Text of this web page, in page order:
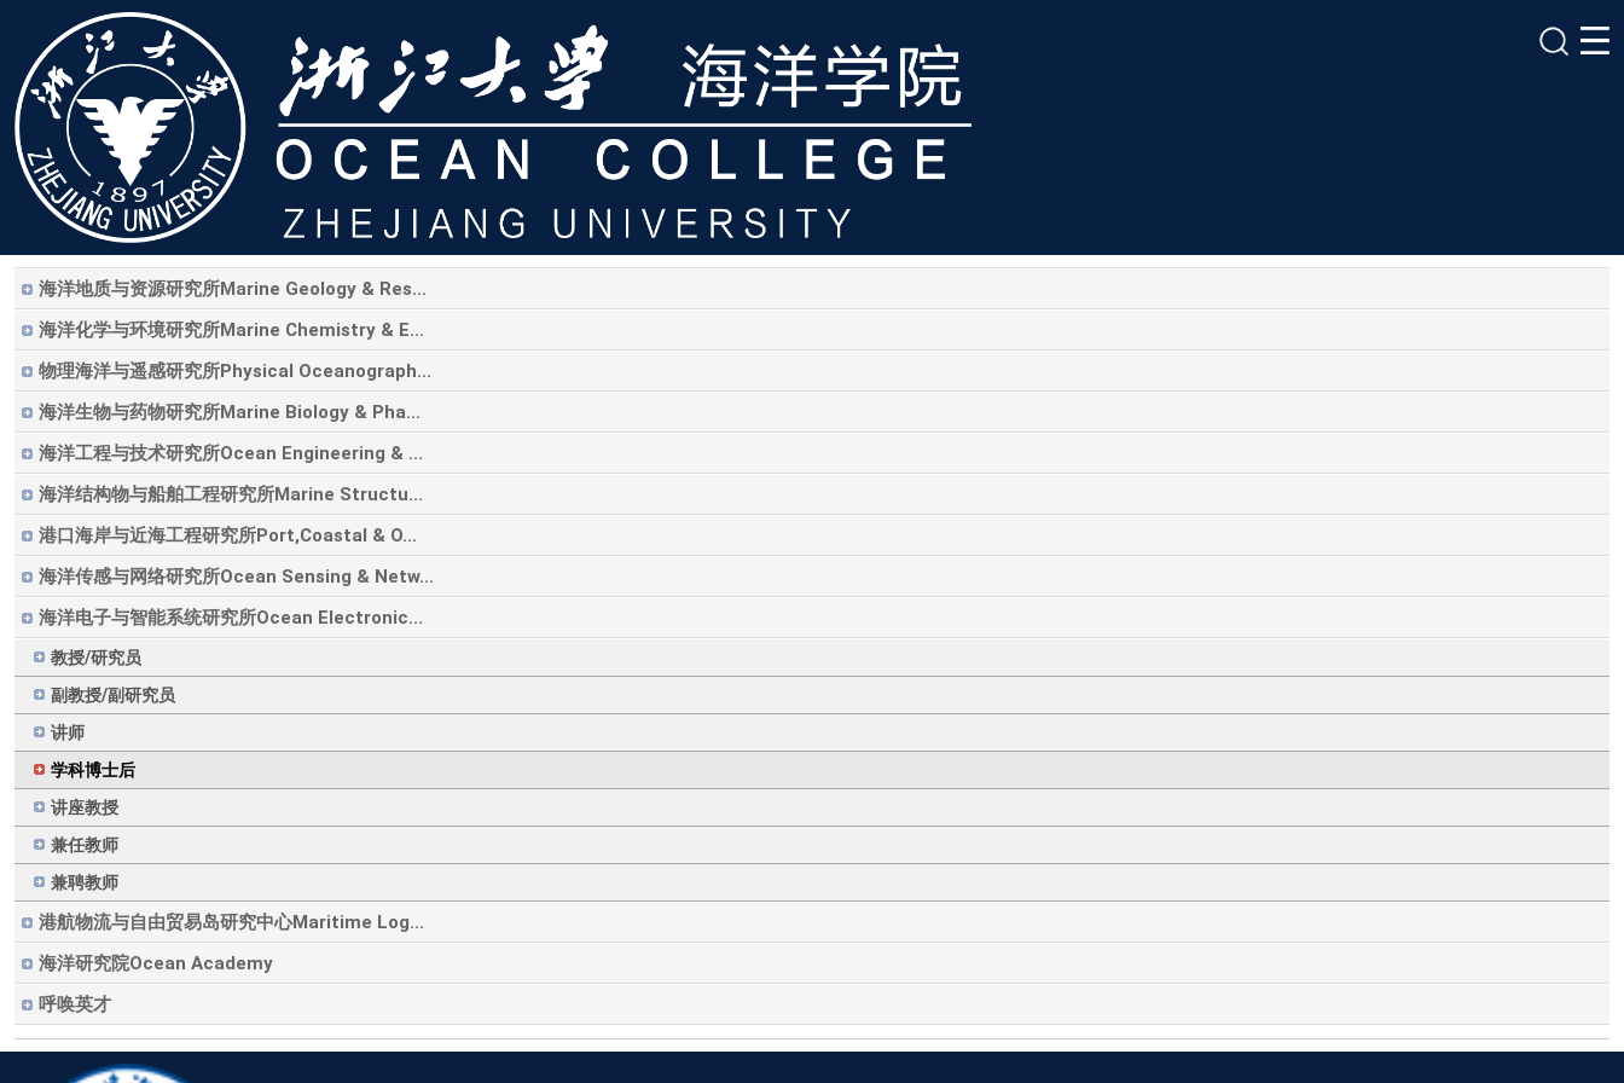
海洋地质与资源研究所Marine Geology & Res...
海洋化学与环境研究所Marine Chemistry & E...
物理海洋与遥感研究所Physical Oceanograph...
海洋生物与药物研究所Marine Biology & Pha...
海洋工程与技术研究所Ocean Engineering & ...
海洋结构物与船舶工程研究所Marine Structu...
港口海岸与近海工程研究所Port,Coastal & O...
海洋传感与网络研究所Ocean Sensing & Netw...
海洋电子与智能系统研究所Ocean Electronic...
教授/研究员
副教授/副研究员
讲师
学科博士后
讲座教授
兼任教师
兼聘教师
港航物流与自由贸易岛研究中心Maritime Log...
海洋研究院Ocean Academy
呼唤英才